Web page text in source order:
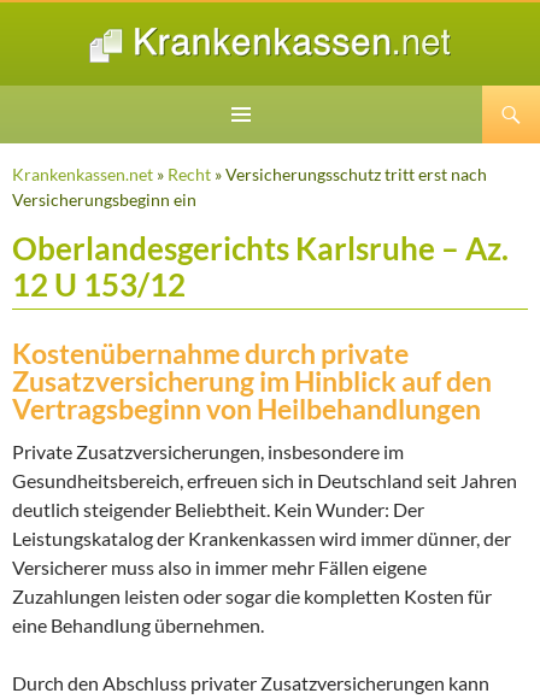
SPRINGEN
Krankenkassen.net » Recht » Versicherungsschutz tritt erst nach
Versicherungsbeginn ein
Oberlandesgerichts Karlsruhe – Az.
12 U 153/12
Kostenübernahme durch private
Zusatzversicherung im Hinblick auf den
Vertragsbeginn von Heilbehandlungen
Private Zusatzversicherungen, insbesondere im
Gesundheitsbereich, erfreuen sich in Deutschland seit Jahren
deutlich steigender Beliebtheit. Kein Wunder: Der
Leistungskatalog der Krankenkassen wird immer dünner, der
Versicherer muss also in immer mehr Fällen eigene
Zuzahlungen leisten oder sogar die kompletten Kosten für
eine Behandlung übernehmen.
Durch den Abschluss privater Zusatzversicherungen kann